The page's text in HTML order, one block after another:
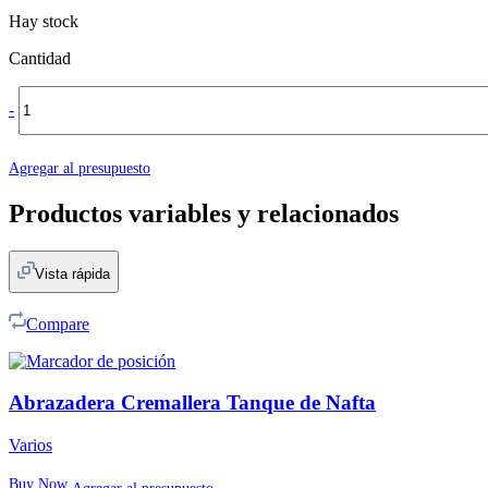
Hay stock
Cantidad
-
Agregar al presupuesto
Productos variables y relacionados
Vista rápida
Compare
Abrazadera Cremallera Tanque de Nafta
Varios
Buy Now